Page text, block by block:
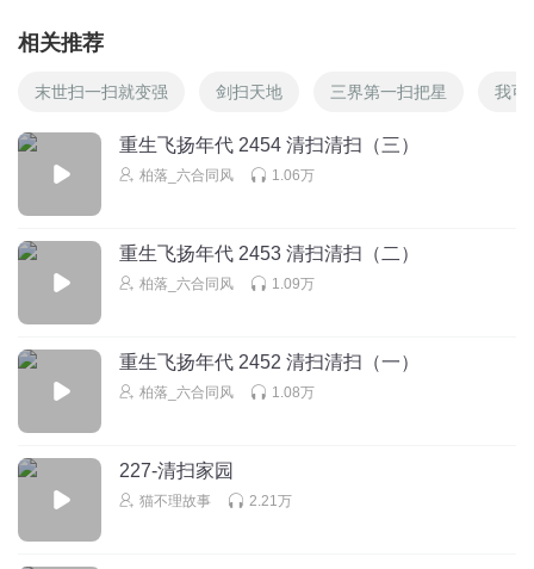
相关推荐
末世扫一扫就变强 剑扫天地 三界第一扫把星 我可
重生飞扬年代 2454 清扫清扫（三）
柏落_六合同风 1.06万
重生飞扬年代 2453 清扫清扫（二）
柏落_六合同风 1.09万
重生飞扬年代 2452 清扫清扫（一）
柏落_六合同风 1.08万
227-清扫家园
猫不理故事 2.21万